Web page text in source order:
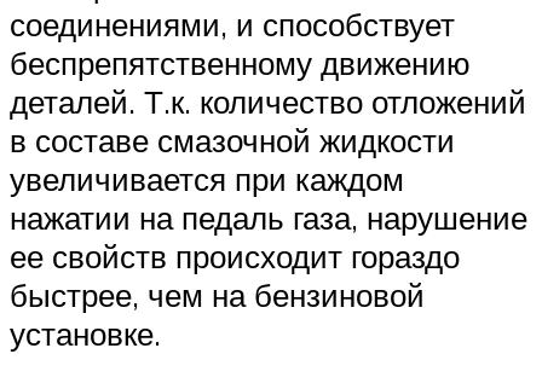
соединениями, и способствует
беспрепятственному движению
деталей. Т.к. количество отложений
в составе смазочной жидкости
увеличивается при каждом
нажатии на педаль газа, нарушение
ее свойств происходит гораздо
быстрее, чем на бензиновой
установке.